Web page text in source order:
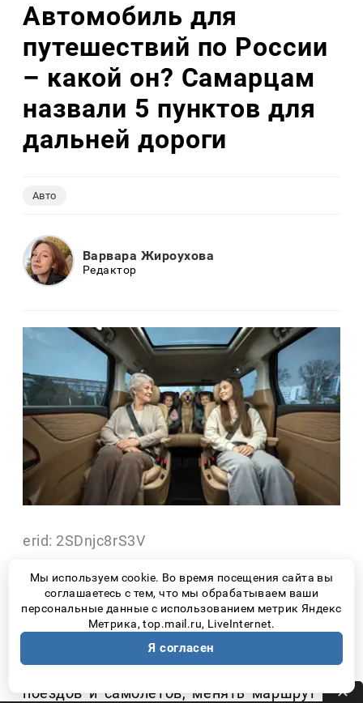
Автомобиль для
путешествий по России
– какой он? Самарцам
назвали 5 пунктов для
дальней дороги
Авто
Варвара Жироухова
Редактор
erid: 2SDnjc8rS3V
Поездка на выходные за город, отпуск на
Черном море, путешествие по Золотому
кольцу или автотур на Алтай – все больше
россиян выбирают именно автомобиль. Он
позволяет не зависеть от расписания
поездов и самолетов, менять маршрут по
Мы используем cookie. Во время посещения сайта вы
соглашаетесь с тем, что мы обрабатываем ваши
персональные данные с использованием метрик Яндекс
Метрика, top.mail.ru, LiveInternet.
Я согласен